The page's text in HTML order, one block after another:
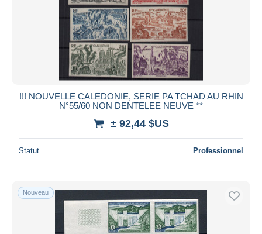
!!! NOUVELLE CALEDONIE, SERIE PA TCHAD AU RHIN
N°55/60 NON DENTELEE NEUVE **
± 92,44 $US
Statut Professionnel
Nouveau